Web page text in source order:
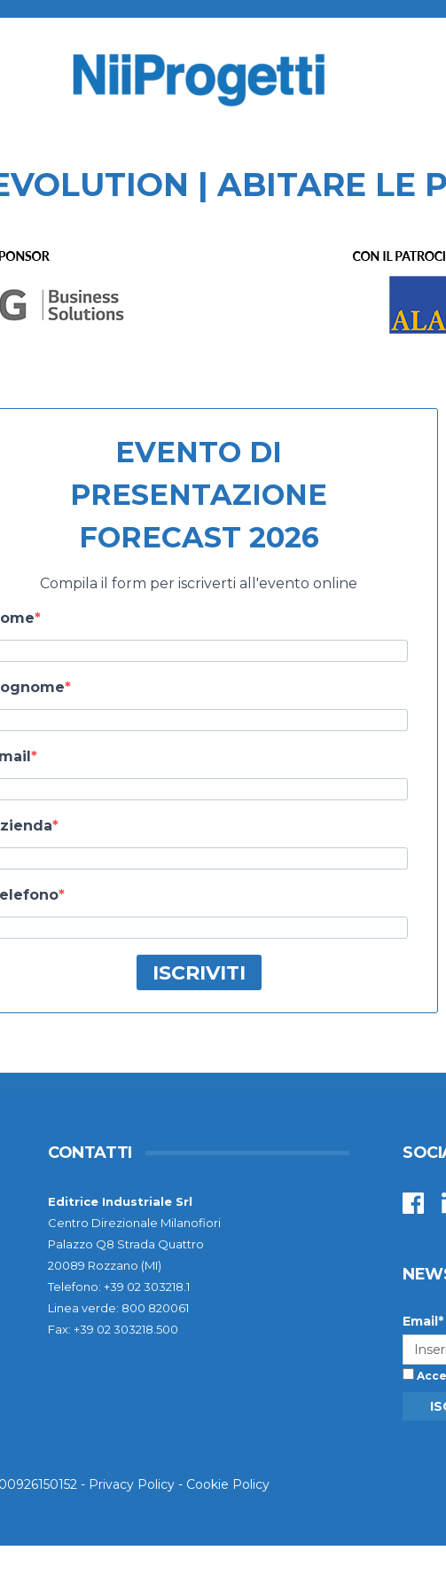
| ABITARE LE
EVENTO DI
PRESENTAZIONE
FORECAST 2026
Compila il form per iscriverti all'evento online
ISCRIVITI
CONTATTI
Editrice Industriale Srl
Centro Direzionale Milanofiori
Palazzo Q8 Strada Quattro
20089 Rozzano (MI)
Telefono: +39 02 303218.1
Linea verde: 800 820061
Fax: +39 02 303218.500
Email*
- Privacy Policy - Cookie Policy